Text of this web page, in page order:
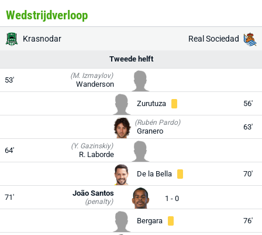
Wedstrijdverloop
Krasnodar Real Sociedad
Tweede helft
53' (M. Izmaylov)
Wanderson
Zurutuza 56'
(Rubén Pardo)
Granero 63'
64' (Y. Gazinskiy)
R. Laborde
De la Bella 70'
71' (penalty)
João Santos
1 - 0
Bergara 76'